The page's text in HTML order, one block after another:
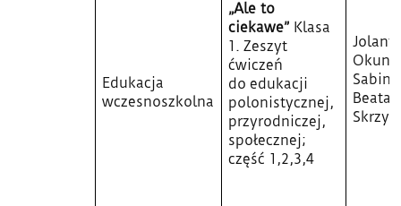
Edukacja
wczesnoszkolna
„Ale to
ciekawe” Klasa
1. Zeszyt
ćwiczeń
do edukacji
polonistycznej,
przyrodniczej,
społecznej;
część 1,2,3,4
Jolanta
Beata